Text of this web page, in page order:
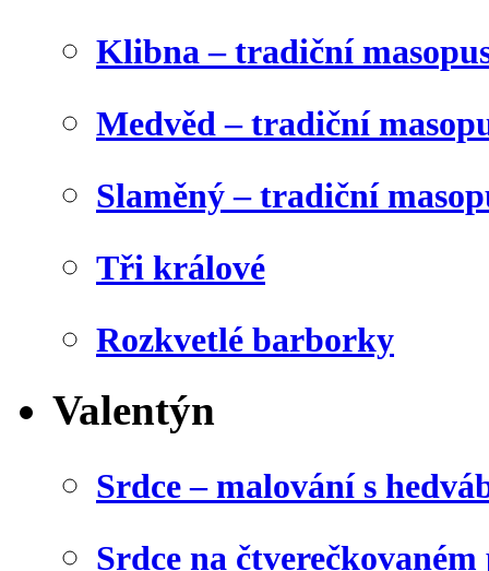
Klibna – tradiční
Medvěd – tradiční
Slaměný – tradiční
Tři králové
Rozkvetlé barborky
Valentýn
Srdce – malování s
Srdce na